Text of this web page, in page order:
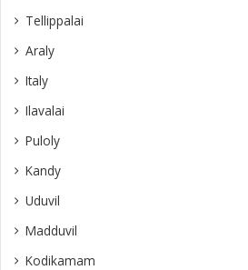
Tellippalai
Araly
Italy
Ilavalai
Puloly
Kandy
Uduvil
Madduvil
Kodikamam